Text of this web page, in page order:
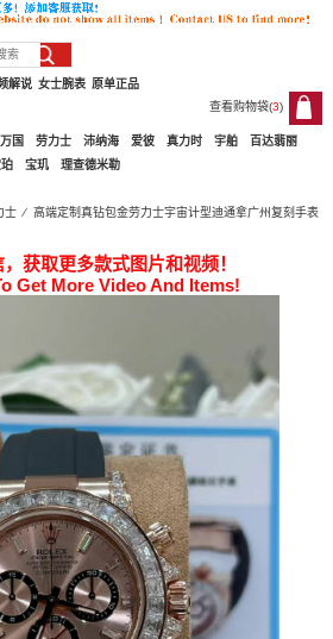
原单正品
女士腕表
解说
查看购物袋(3)
3
万国 劳力士 沛纳海 爱彼 真力时 宇舶
百达翡丽
宝玑 理查德米勒
士 ⁄ 高端定制真钻包金劳力士宇宙计型迪通拿广州复刻手表
获取更多款式图片和视频！
Get More Video And Items!